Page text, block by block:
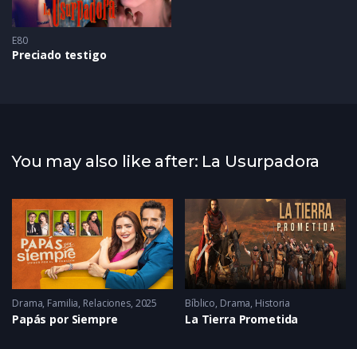
E80
Preciado testigo
You may also like after: La Usurpadora
2005 - 2005
Drama, Familia, Relaciones 2025
Papás por Siempre
Bíblico, Drama, Historia
La Tierra Prometida